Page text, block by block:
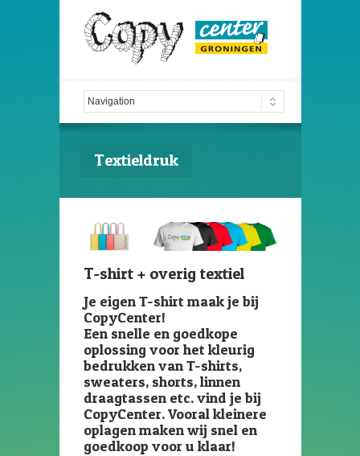
Textieldruk
T-shirt + overig textiel
Je eigen T-shirt maak je bij
CopyCenter!
Een snelle en goedkope
oplossing voor het kleurig
bedrukken van T-shirts,
sweaters, shorts, linnen
draagtassen etc. vind je bij
CopyCenter. Vooral kleinere
oplagen maken wij snel en
goedkoop voor u klaar!